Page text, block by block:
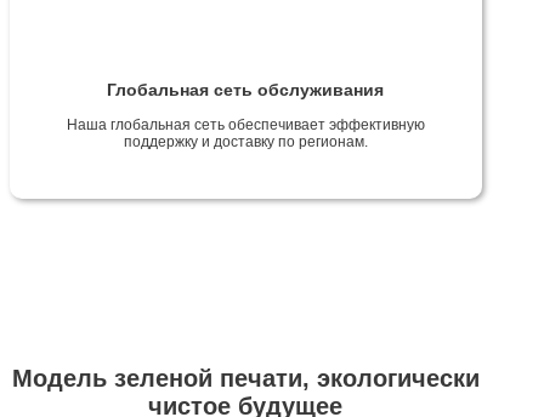
Глобальная сеть обслуживания
Наша глобальная сеть обеспечивает эффективную
поддержку и доставку по регионам.
Модель зеленой печати, экологически
чистое будущее